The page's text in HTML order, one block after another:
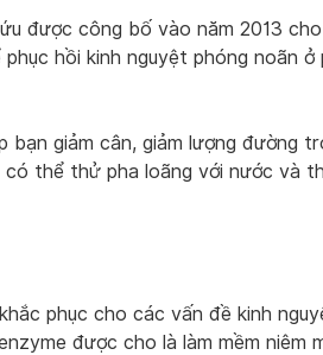
được công bố vào năm 2013
hồi kinh nguyệt phóng noãn ở
bạn giảm cân, giảm lượng đường
thể thử pha loãng với nước và
phục cho các vấn đề kinh
được cho là làm mềm niêm